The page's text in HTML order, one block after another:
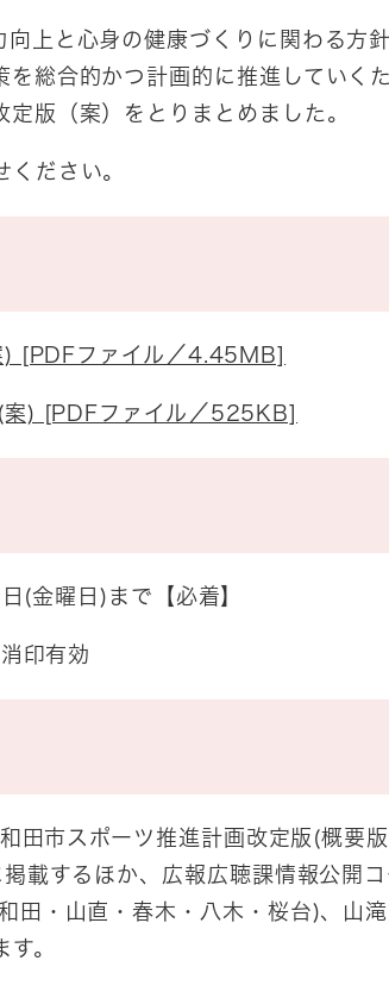
上と心身の健康づくりに関わる方
総合的かつ計画的に推進していく
版（案）をとりまとめました。
ださい。
) [PDFファイル／4.45MB]
案) [PDFファイル／525KB]
金曜日)まで【必着】
印有効
田市スポーツ推進計画改定版(概要
載するほか、広報広聴課情報公開コ
田・山直・春木・八木・桜台)、山
。